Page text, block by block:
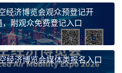
经济博览会观众预登记开
附观众免费登记入口
经济博览会媒体类报名入口